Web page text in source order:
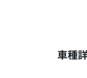
10
車種